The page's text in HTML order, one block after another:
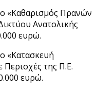
«Καθαρισμός Πρανών
Ανατολικής
ευρώ.
«Κατασκευή
της Π.Ε.
ευρώ.